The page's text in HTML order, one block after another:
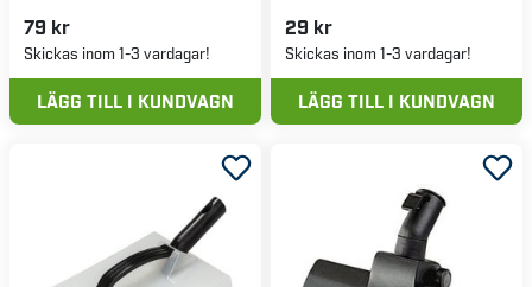
79 kr
Skickas inom 1-3 vardagar!
LÄGG TILL I KUNDVAGN
29 kr
Skickas inom 1-3 vardagar!
LÄGG TILL I KUNDVAGN